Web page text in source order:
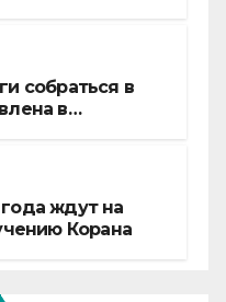
собраться в
в
ждут на
Корана